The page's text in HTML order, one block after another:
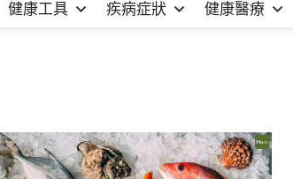
健康工具 疾病症狀 健康醫療